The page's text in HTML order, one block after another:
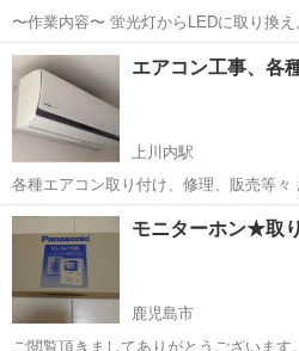
〜作業内容〜 蛍光灯からLEDに取り換え。電球色から昼光色、昼白色
の照明に変更など... 〜作業料の内訳〜 点検調査技術費：2,000円 作業
費：5,000円 出張費：2,000円 材料費：
円〜...
鹿児島 指宿市 二月田駅 電気
エアコン工事、各
上川内駅
各種エアコン取り付け、修理、販売等々
自社で工事しております。 お気軽にお
業 森
鹿児島 薩摩川内市 上川内駅
モニターホン★取
鹿児島市
ご閲覧頂きましてありがとうございます。 防犯の為、お取り付けい